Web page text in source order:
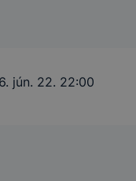
jún. 22. 22:00